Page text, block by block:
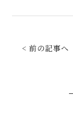
< 前の記事へ